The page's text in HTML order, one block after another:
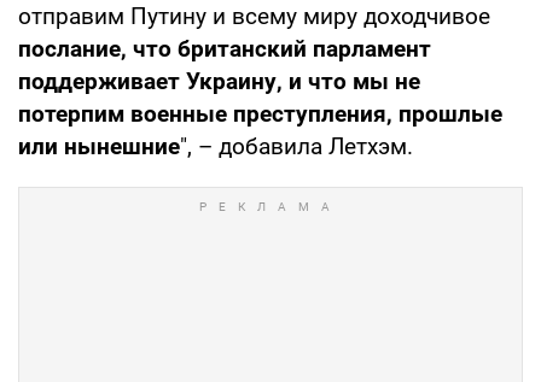
отправим Путину и всему миру доходчивое
послание, что британский парламент
поддерживает Украину, и что мы не
потерпим военные преступления, прошлые
или нынешние", – добавила Летхэм.